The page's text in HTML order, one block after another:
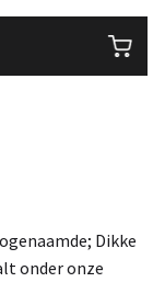
Dikke
onder onze